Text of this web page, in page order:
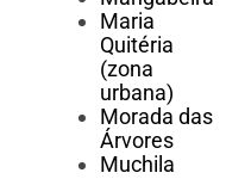
Maria
Quitéria
(zona
urbana)
Morada das
Árvores
Muchila